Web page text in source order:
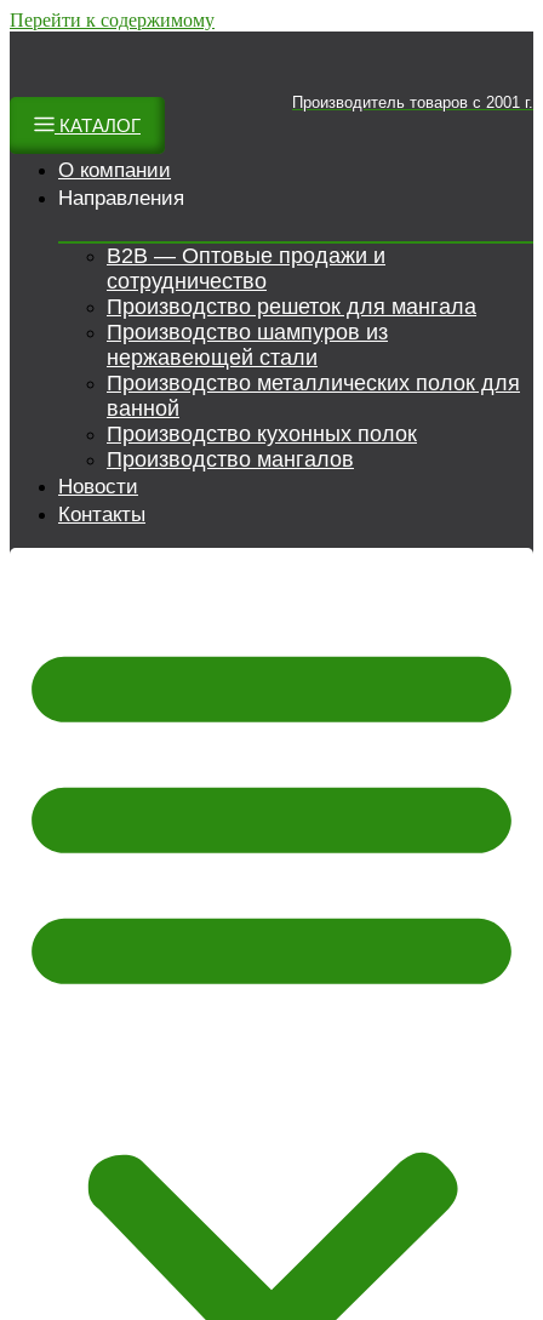
Перейти к содержимому
Производитель товаров c 2001 г.
КАТАЛОГ
О компании
Направления
B2B — Оптовые продажи и
сотрудничество
Производство решеток для мангала
Производство шампуров из
нержавеющей стали
Производство металлических полок для
ванной
Производство кухонных полок
Производство мангалов
Новости
Контакты